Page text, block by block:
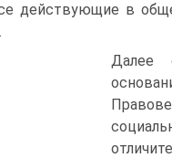
действующие в
Далее